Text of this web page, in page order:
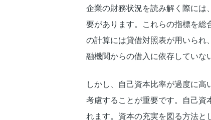
企業の財務状況を読み解く際には
要があります。これらの指標を総
の計算には貸借対照表が用いられ
融機関からの借入に依存していな
しかし、自己資本比率が過度に
考慮することが重要です。自己資
れます。資本の充実を図る方法と